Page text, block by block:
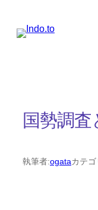
国勢調
執筆者:ogataカテゴ